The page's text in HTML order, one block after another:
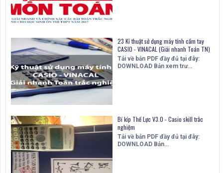
23 Kĩ thuật sử dụng máy tính cầm tay
CASIO - VINACAL (Giải nhanh Toán TN)
Tải về bản PDF đầy đủ tại đây:
DOWNLOAD Bản xem trư…
Bí kíp Thế Lực V3.0 - Casio skill trắc
nghiệm
Tải về bản PDF đầy đủ tại đây:
DOWNLOAD Bản…